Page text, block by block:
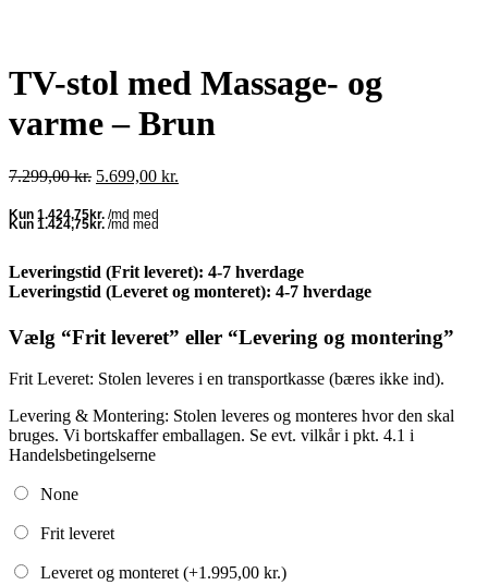
TV-stol med Massage- og
varme – Brun
7.299,00kr. Den
pris
var:
5.699,00 kr.
Leveringstid (Frit leveret): 4-7 hverdage
Leveringstid (Leveret og monteret): 4-7 hverdage
Vælg “Frit leveret” eller “Levering og montering”
Frit Leveret: Stolen leveres i en transportkasse (bæres ikke ind).
Levering & Montering: Stolen leveres og monteres hvor den skal
bruges. Vi bortskaffer emballagen. Se evt. vilkår i pkt. 4.1 i
Handelsbetingelserne
None
Frit leveret
Leveret og monteret (+1.995,00 kr.)